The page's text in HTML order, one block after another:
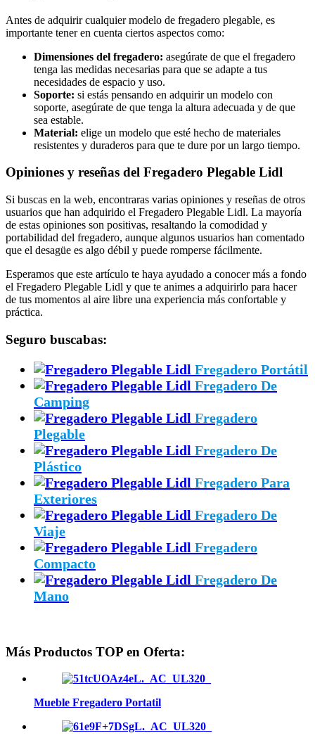
Antes de adquirir cualquier modelo de fregadero plegable, es
importante tener en cuenta ciertos aspectos como:
Dimensiones del fregadero: asegúrate de que el fregadero
tenga las medidas necesarias para que se adapte a tus
necesidades de espacio y uso.
Soporte: si estás pensando en adquirir un modelo con
soporte, asegúrate de que tenga la altura adecuada y de que
sea estable.
Material: elige un modelo que esté hecho de materiales
resistentes y duraderos para que te dure por un largo tiempo.
Opiniones y reseñas del Fregadero Plegable Lidl
Si buscas en la web, encontraras varias opiniones y reseñas de otros
usuarios que han adquirido el Fregadero Plegable Lidl. La mayoría
de estas opiniones son positivas, resaltando la comodidad y
portabilidad del fregadero, aunque algunos usuarios han comentado
que el desagüe es algo débil y puede romperse fácilmente.
Esperamos que este artículo te haya ayudado a conocer más a fondo
el Fregadero Plegable Lidl y que te animes a adquirirlo para hacer
de tus momentos al aire libre una experiencia más confortable y
práctica.
Seguro buscabas:
Fregadero Portátil
Fregadero De
Camping
Fregadero
Plegable
Fregadero De
Plástico
Fregadero Para
Exteriores
Fregadero De
Viaje
Fregadero
Compacto
Fregadero De
Mano
Más Productos TOP en Oferta:
Mueble Fregadero Portatil